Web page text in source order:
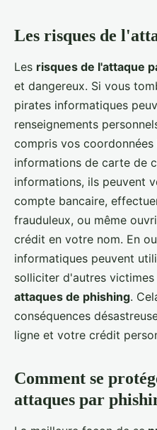
Les risques de
Les risques de l'attaque
et dangereux. Si vous
pirates informatiques
renseignements
compris vos
informations de carte de
informations, ils peuvent
compte bancaire,
frauduleux, ou même
crédit en votre nom. En
informatiques peuvent
solliciter d'autres
attaques de phishing.
conséquences
ligne et votre crédit
Comment se
attaques par